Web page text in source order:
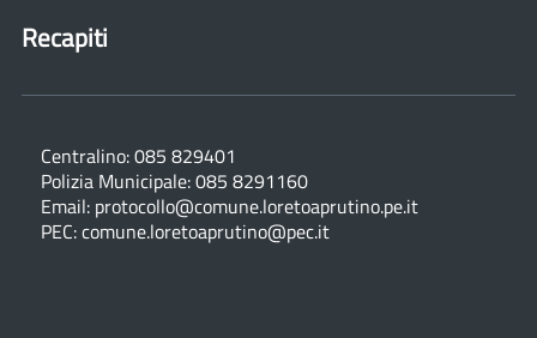
Recapiti
Centralino: 085 829401
Polizia Municipale: 085 8291160
Email: protocollo@comune.loretoaprutino.pe.it
PEC: comune.loretoaprutino@pec.it